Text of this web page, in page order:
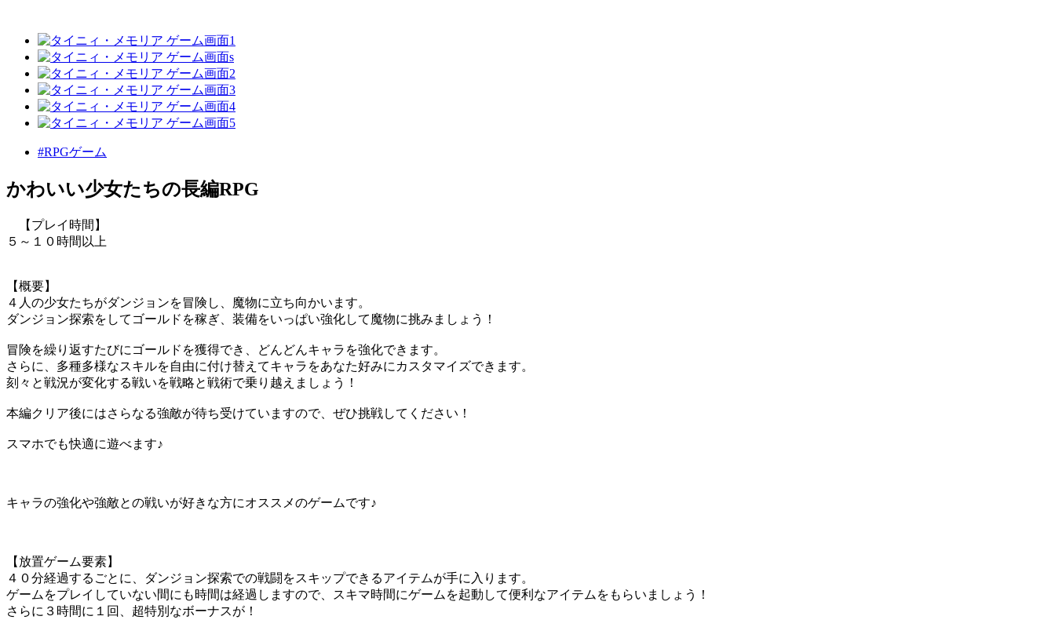
#RPGゲーム
かわいい少女たちの長編RPG
【プレイ時間】
５～１０時間以上
【概要】
４人の少女たちがダンジョンを冒険し、魔物に立ち向かいます。
ダンジョン探索をしてゴールドを稼ぎ、装備をいっぱい強化して魔物に挑みましょう！
冒険を繰り返すたびにゴールドを獲得でき、どんどんキャラを強化できます。
さらに、多種多様なスキルを自由に付け替えてキャラをあなた好みにカスタマイズできます。
刻々と戦況が変化する戦いを戦略と戦術で乗り越えましょう！
本編クリア後にはさらなる強敵が待ち受けていますので、ぜひ挑戦してください！
スマホでも快適に遊べます♪
キャラの強化や強敵との戦いが好きな方にオススメのゲームです♪
【放置ゲーム要素】
４０分経過するごとに、ダンジョン探索での戦闘をスキップできるアイテムが手に入ります。
ゲームをプレイしていない間にも時間は経過しますので、スキマ時間にゲームを起動して便利なアイテムをもらいましょう！
さらに３時間に１回、超特別なボーナスが！